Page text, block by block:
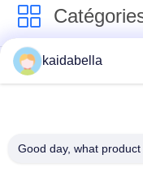
La série MIL-DTL-
38999
Connecteur
kaidabella
Good day, what